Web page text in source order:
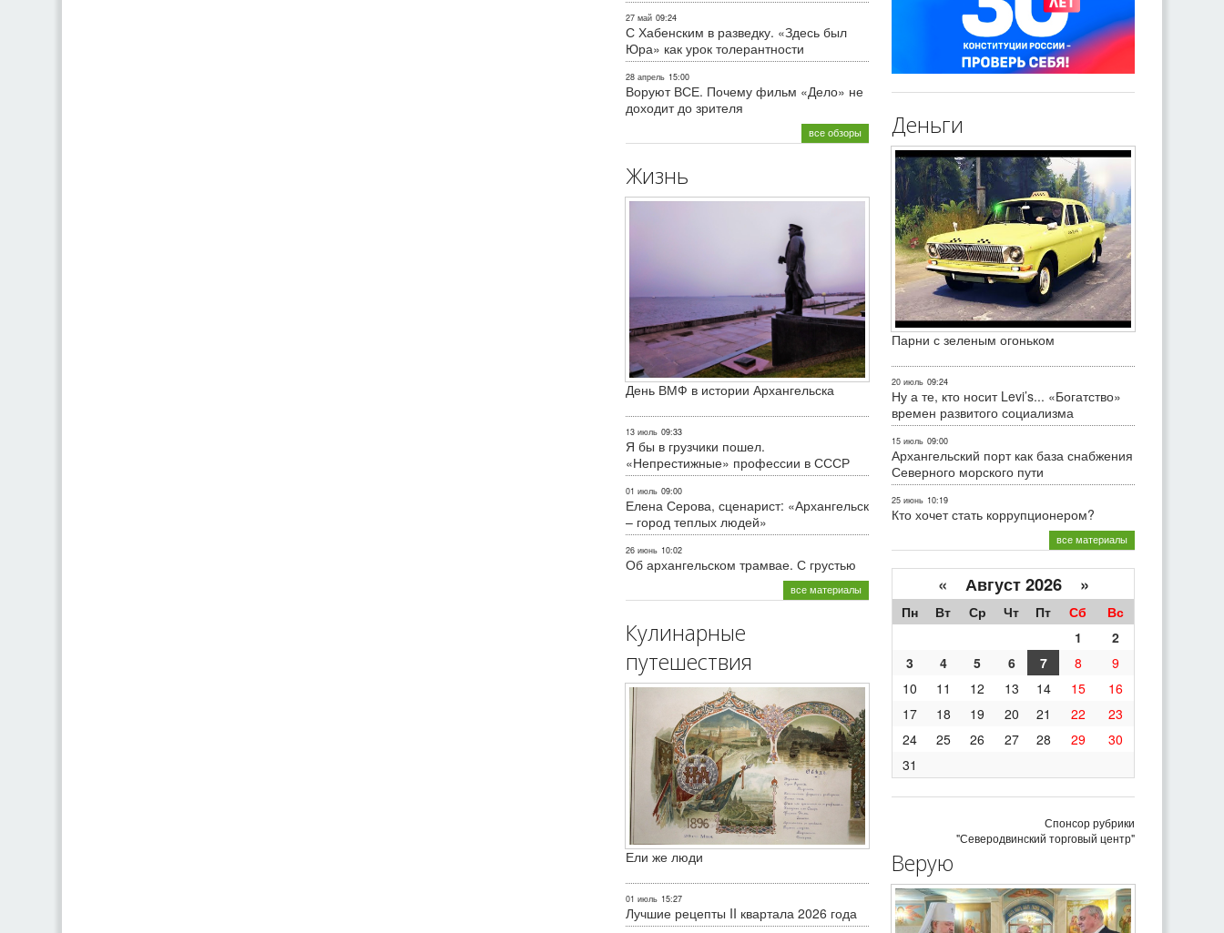
27 май 09:24
С Хабенским в разведку. «Здесь был
Юра» как урок толерантности
28 апрель 15:00
Воруют ВСЕ. Почему фильм «Дело» не
доходит до зрителя
все обзоры
Жизнь
День ВМФ в истории Архангельска
13 июль 09:33
Я бы в грузчики пошел.
«Непрестижные» профессии в СССР
01 июль 09:00
Елена Серова, сценарист: «Архангельск
– город теплых людей»
26 июнь 10:02
Об архангельском трамвае. С грустью
все материалы
Кулинарные
путешествия
Ели же люди
01 июль 15:27
Лучшие рецепты II квартала 2026 года
Деньги
Парни с зеленым огоньком
20 июль 09:24
Ну а те, кто носит Levi’s... «Богатство»
времен развитого социализма
15 июль 09:00
Архангельский порт как база снабжения
Северного морского пути
25 июнь 10:19
Кто хочет стать коррупционером?
все материалы
« Август 2026 »
Пн Вт Ср Чт Пт Сб
Вс
1
2
3
4 5 6 7 8
9
10
11 12 13 14 15
16
17
18 19 20 21 22
23
24
25 26 27 28 29
30
31
Спонсор рубрики
"Северодвинский торговый центр"
Верую